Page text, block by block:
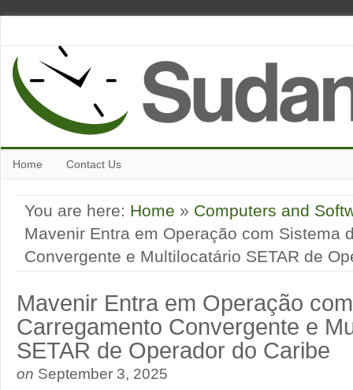
Home Contact Us
You are here: Home » Computers and
Mavenir Entra em Operação com Sistema
Convergente e Multilocatário SETAR de
Mavenir Entra em Operação
Carregamento Convergente e
SETAR de Operador do Caribe
on September 3, 2025